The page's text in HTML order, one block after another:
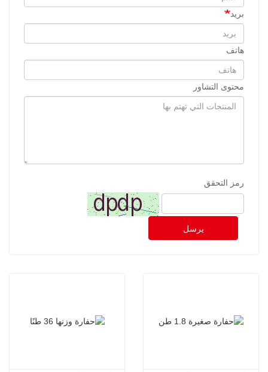
بريد
هاتف
محتوى التشاور
رمز التحقق
يرسل